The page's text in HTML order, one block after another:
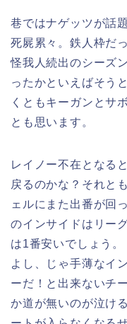
巷ではナゲッツが話
死屍累々。鉄人枠だ
怪我人続出のシーズ
ったかといえばそう
くともキーガンとサ
とも思います。
レイノー不在となる
戻るのかな？それと
ェルにまた出番が回
のインサイドはリー
は1番安いでしょう。
よし、じゃ手薄なイ
ーだ！と出来ないチ
か道が無いのが泣け